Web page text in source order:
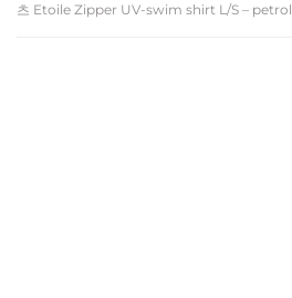
츠 Etoile Zipper UV-swim shirt L/S – petrol